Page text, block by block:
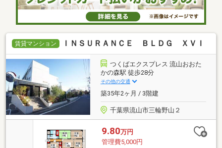
賃貸マンション ＩＮＳＵＲＡＮＣＥ ＢＬＤＧ ＸＶＩ
つくばエクスプレス 流山おおた
かの森駅 徒歩28分
その他の交通
築35年2ヶ月 / 3階建
千葉県流山市三輪野山２
9.80万円
管理費5,000円